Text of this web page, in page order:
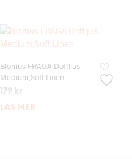
Blomus FRAGA Doftljus
Medium,Soft Linen
179 kr
LÄS MER